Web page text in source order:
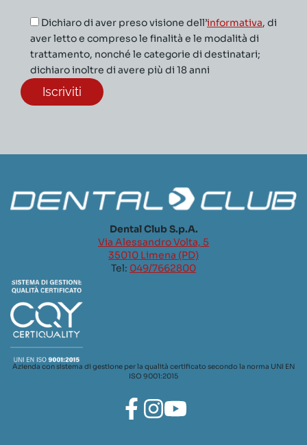
Dichiaro di aver preso visione dell’informativa, di
aver letto e compreso le finalità e le modalità di
trattamento, nonché le categorie di destinatari;
dichiaro inoltre di avere più di 18 anni
Dental Club S.p.A.
Via Alessandro Volta, 5
35010 Limena (PD)
Tel: 049/7662800
Azienda con sistema di gestione per la qualità certificato secondo la norma UNI EN
ISO 9001:2015